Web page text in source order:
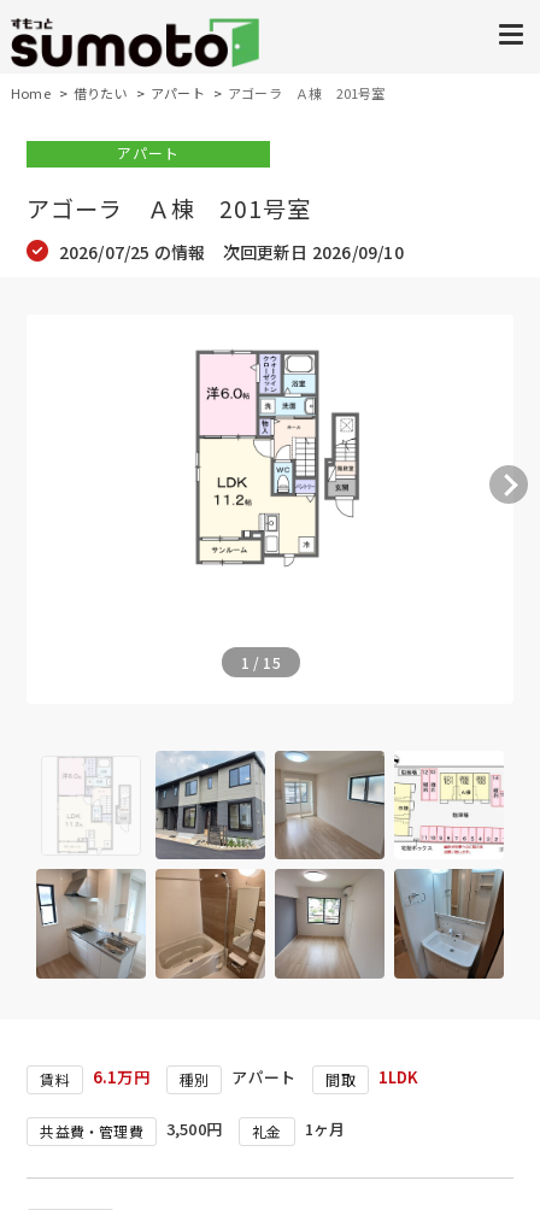
Home 借りたい アパート アゴーラ Ａ棟 201号室
アパート
アゴーラ Ａ棟 201号室
2026/07/25 の情報 次回更新日 2026/09/10
1 / 15
賃料 6.1万円 種別 アパート 間取 1LDK
共益費・管理費 3,500円 礼金 1ヶ月